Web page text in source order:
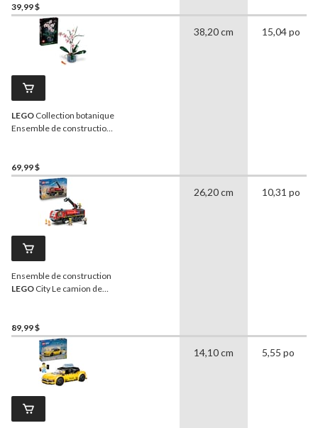
plus
39,99 $
LEGO Collection botanique
Ensemble de construction
69,99 $
38,20 cm 15,04 po
Ensemble de construction
LEGO City Le camion de
plus
89,99 $
26,20 cm 10,31 po
14,10 cm 5,55 po